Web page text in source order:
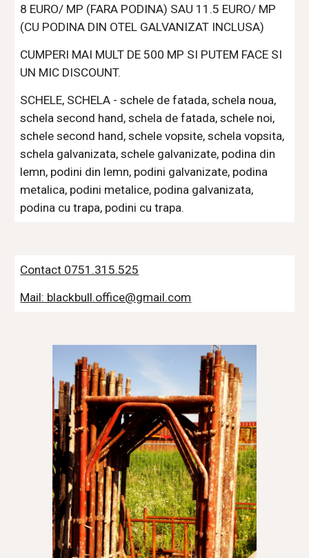
8 EURO/ MP (FARA PODINA) SAU 11.5 EURO/ MP
(CU PODINA DIN OTEL GALVANIZAT INCLUSA)
CUMPERI MAI MULT DE 500 MP SI PUTEM FACE SI
UN MIC DISCOUNT.
SCHELE, SCHELA - schele de fatada, schela noua,
schela second hand, schela de fatada, schele noi,
schele second hand, schele vopsite, schela vopsita,
schela galvanizata, schele galvanizate, podina din
lemn, podini din lemn, podini galvanizate, podina
metalica, podini metalice, podina galvanizata,
podina cu trapa, podini cu trapa.
Contact 0751.315.525
Mail: blackbull.office@gmail.com